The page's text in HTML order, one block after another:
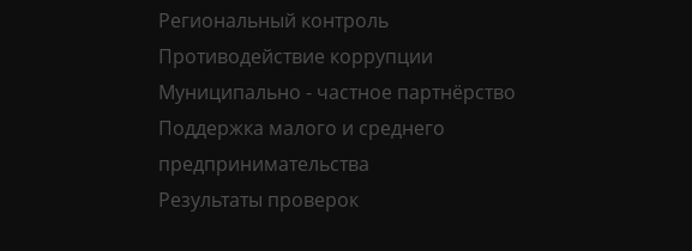
Региональный контроль
Противодействие коррупции
Муниципально - частное партнёрство
Поддержка малого и среднего
предпринимательства
Результаты проверок